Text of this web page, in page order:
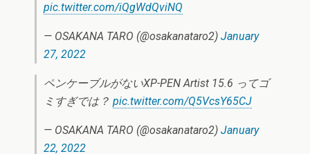
pic.twitter.com/iQgWdQviNQ
— OSAKANA TARO (@osakanataro2) January
27, 2022
ペンケーブルがないXP-PEN Artist 15.6 ってゴ
ミすぎでは？ pic.twitter.com/Q5VcsY65CJ
— OSAKANA TARO (@osakanataro2) January
22, 2022